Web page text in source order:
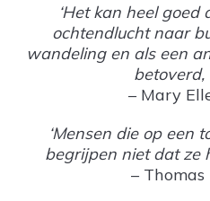
‘Het kan heel
ochtendlucht naar
wandeling en als een
betoverd,
– Mary
‘Mensen die op een
begrijpen niet dat ze
–